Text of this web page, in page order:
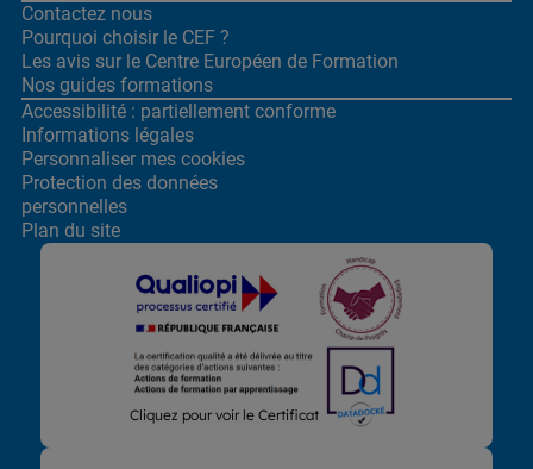
Cliquez pour voir le Certificat
Contactez nous
Pourquoi choisir le CEF ?
Les avis sur le Centre Européen de Formation
Nos guides formations
Accessibilité : partiellement conforme
Informations légales
Personnaliser mes cookies
Protection des données
personnelles
Plan du site
Lors de la navigation sur notre site, nous recueillons et traitons
des données vous concernant qui nous permettent de vous